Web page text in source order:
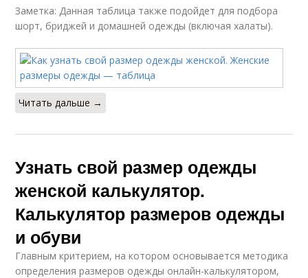
Заметка: Данная таблица также подойдет для подбора
шорт, бриджей и домашней одежды (включая халаты).
Читать дальше →
Узнать свой размер одежды
женской калькулятор.
Калькулятор размеров одежды
и обуви
Главным критерием, на котором основывается методика
определения размеров одежды онлайн-калькулятором,